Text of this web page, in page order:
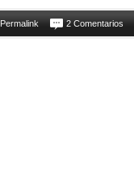
Permalink 2 Comentarios